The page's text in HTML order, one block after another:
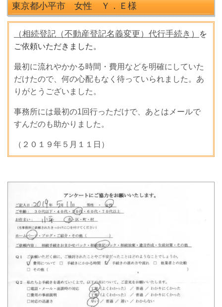
東京都小平市 女性 Ｙ．Ｅ 様
（相続登記（不動産登記名義変更）代行手続き）
を
ご依頼いただきました。
最初に流れやかかる時間・費用などを明確にしていた
だけたので、何の心配もなく待っていられました。あ
りがとうございました。
事務所には最初の1回行っただけで、あとはメールで
すんだのも助かりました。
（２０１９年５月１１日）